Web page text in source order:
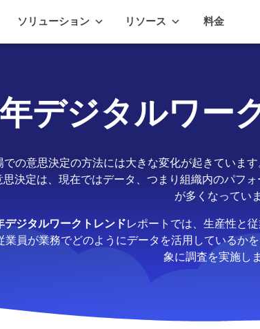
ソリューション リソース 料金
デジタルワー
の意思決定の方法には大きな変化が起きていま
決定は、現在ではデータ、つまり組織内のパフ
が多くなってい
デジタルワークトレンドレポートでは、生産性と
業員が業務でどのようにデータを活用しているか
象に調査を実施し